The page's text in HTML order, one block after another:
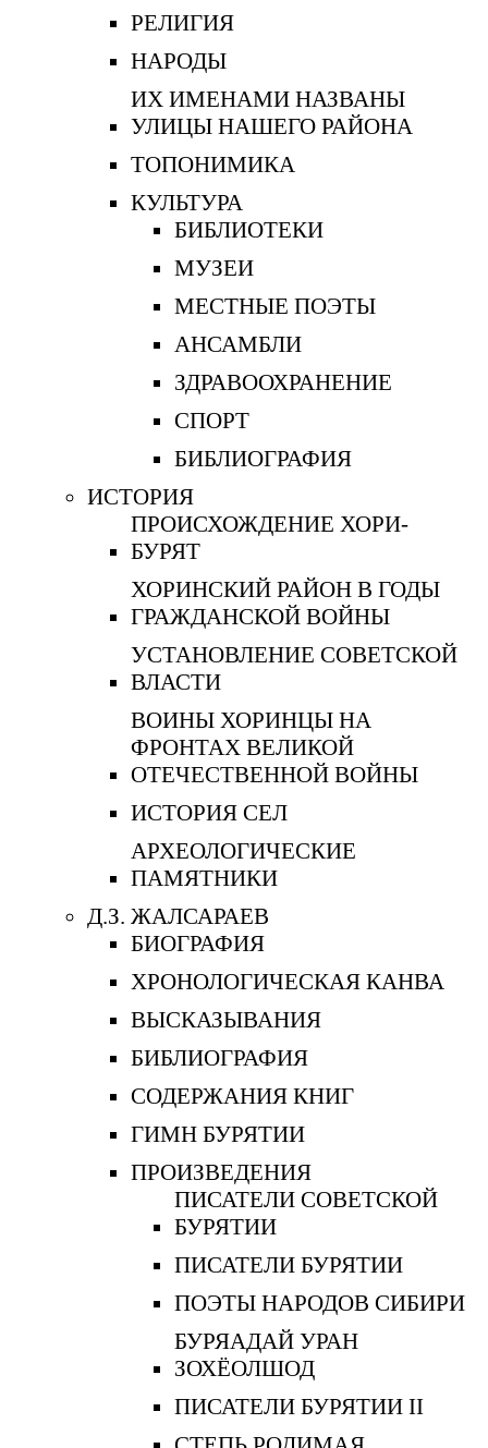
РЕЛИГИЯ
НАРОДЫ
ИХ ИМЕНАМИ НАЗВАНЫ
УЛИЦЫ НАШЕГО РАЙОНА
ТОПОНИМИКА
КУЛЬТУРА
БИБЛИОТЕКИ
МУЗЕИ
МЕСТНЫЕ ПОЭТЫ
АНСАМБЛИ
ЗДРАВООХРАНЕНИЕ
СПОРТ
БИБЛИОГРАФИЯ
ИСТОРИЯ
ПРОИСХОЖДЕНИЕ ХОРИ-
БУРЯТ
ХОРИНСКИЙ РАЙОН В ГОДЫ
ГРАЖДАНСКОЙ ВОЙНЫ
УСТАНОВЛЕНИЕ СОВЕТСКОЙ
ВЛАСТИ
ВОИНЫ ХОРИНЦЫ НА
ФРОНТАХ ВЕЛИКОЙ
ОТЕЧЕСТВЕННОЙ ВОЙНЫ
ИСТОРИЯ СЕЛ
АРХЕОЛОГИЧЕСКИЕ
ПАМЯТНИКИ
Д.З. ЖАЛСАРАЕВ
БИОГРАФИЯ
ХРОНОЛОГИЧЕСКАЯ КАНВА
ВЫСКАЗЫВАНИЯ
БИБЛИОГРАФИЯ
СОДЕРЖАНИЯ КНИГ
ГИМН БУРЯТИИ
ПРОИЗВЕДЕНИЯ
ПИСАТЕЛИ СОВЕТСКОЙ
БУРЯТИИ
ПИСАТЕЛИ БУРЯТИИ
ПОЭТЫ НАРОДОВ СИБИРИ
БУРЯАДАЙ УРАН
ЗОХЁОЛШОД
ПИСАТЕЛИ БУРЯТИИ II